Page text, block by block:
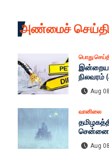
அண்மைச்
பொது
இன்றைய
நிலவரம்
Aug
வானிலை
சென்னை
நிலவரம்
Aug